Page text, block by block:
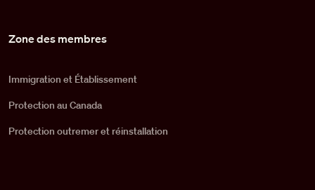
Zone des membres
Immigration et Établissement
Protection au Canada
Protection outremer et réinstallation